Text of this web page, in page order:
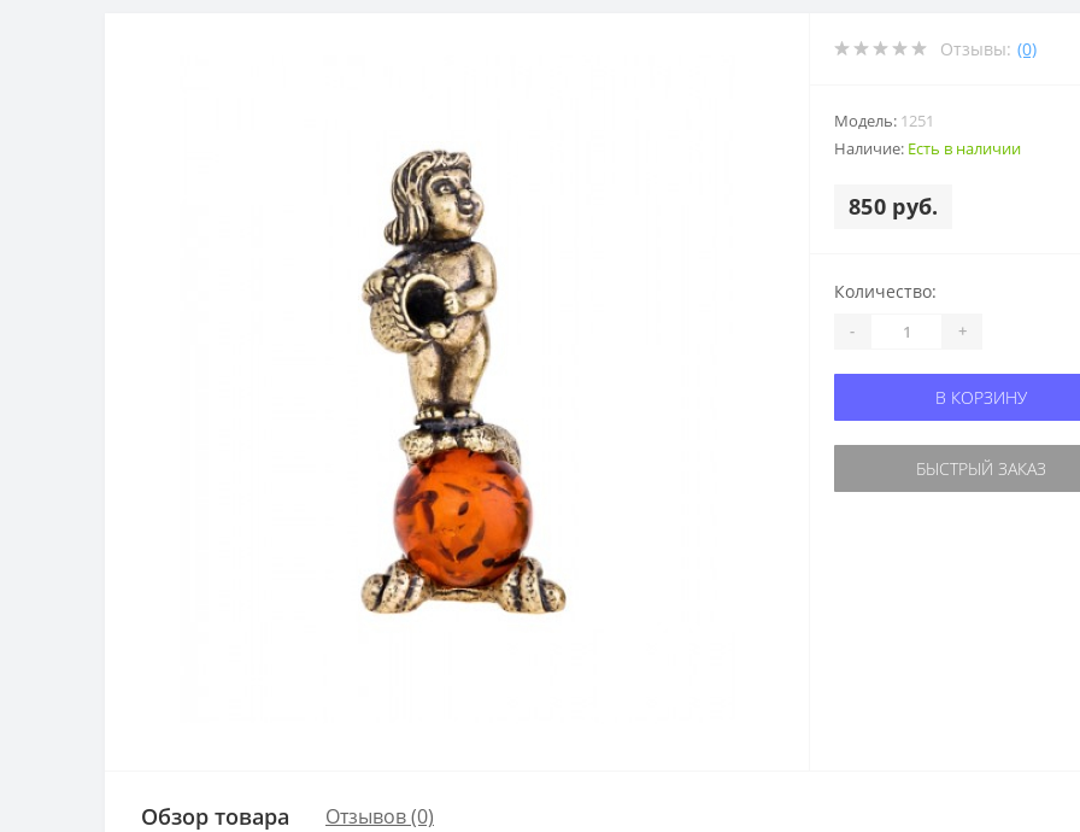
Отзывы: (0)
Модель: 1251
Наличие: Есть в наличии
850 руб.
Количество:
- +
В КОРЗИНУ
БЫСТРЫЙ ЗАКАЗ
Обзор товара Отзывов (0)